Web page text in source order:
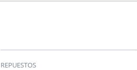
REPUESTOS